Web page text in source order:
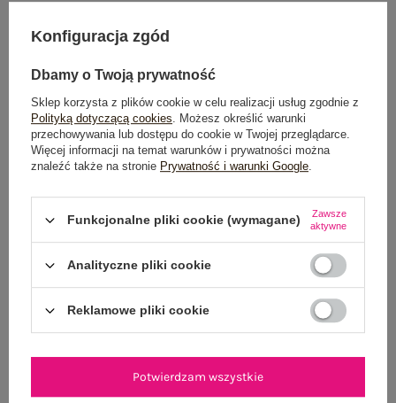
DODAJ DO KOSZYKA
Możesz kupić także poprzez:
Dostawaod 7,99 zł
Do darmowej dostawy brakuje 200,00 zł
Wysyłkajutro
100 dni na zwrot
Konfiguracja zgód
Dbamy o Twoją prywatność
Sklep korzysta z plików cookie w celu realizacji usług zgodnie z
Polityką dotyczącą cookies. Możesz określić warunki
przechowywania lub dostępu do cookie w Twojej przeglądarce.
Więcej informacji na temat warunków i prywatności można
znaleźć także na stronie Prywatność i warunki Google.
Funkcjonalne pliki cookie (wymagane)
Zawsze
aktywne
Analityczne pliki cookie
Reklamowe pliki cookie
Potwierdzam wszystkie